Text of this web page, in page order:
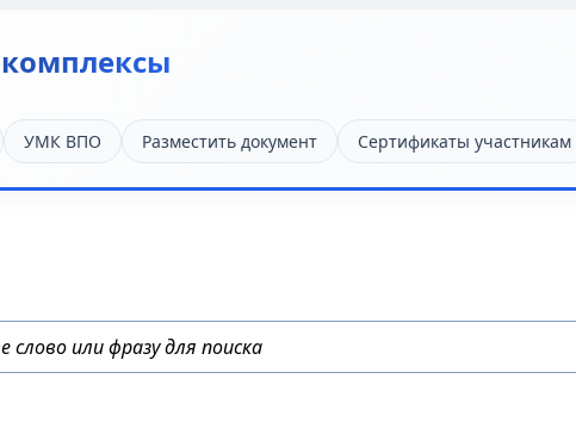
УМК ВПО Разместить документ Сертификаты участникам